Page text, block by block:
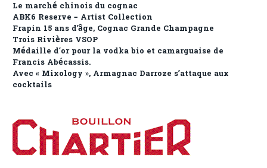
Le marché chinois du cognac
ABK6 Reserve – Artist Collection
Frapin 15 ans d’âge, Cognac Grande Champagne
Trois Rivières VSOP
Médaille d’or pour la vodka bio et camarguaise de
Francis Abécassis.
Avec « Mixology », Armagnac Darroze s’attaque aux
cocktails